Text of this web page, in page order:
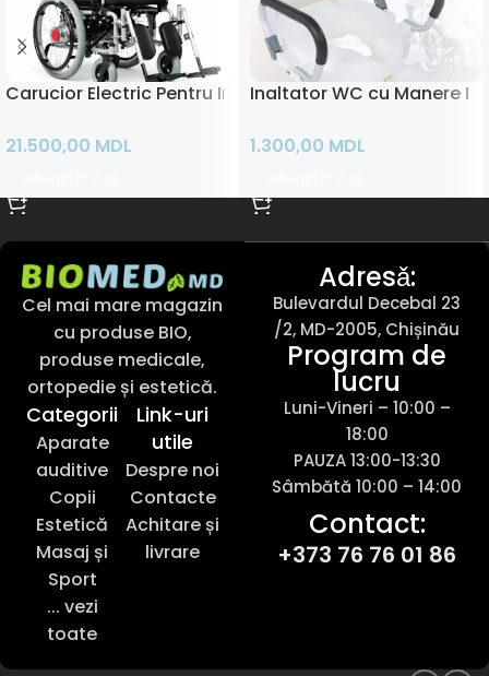
Carucior Electric Pentru Invalizi cu Tetiera
21.500,00 MDL
Inaltator WC cu Manere
1.300,00 MDL
Cel mai mare magazin
cu produse BIO,
produse medicale,
ortopedie și estetică.
Categorii
Aparate
auditive
Copii
Estetică
Masaj și
Sport
... vezi
toate
Link-uri
utile
Despre noi
Contacte
Achitare și
livrare
Adresǎ:
Bulevardul Decebal 23
/2, MD-2005, Chișinău
Program de
lucru
Luni-Vineri – 10:00 –
18:00
PAUZA 13:00-13:30
Sâmbătă 10:00 – 14:00
Contact:
+373 76 76 01 86